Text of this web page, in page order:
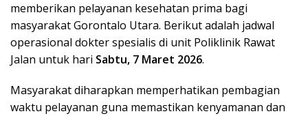
memberikan pelayanan kesehatan prima bagi
masyarakat Gorontalo Utara. Berikut adalah jadwal
operasional dokter spesialis di unit Poliklinik Rawat
Jalan untuk hari Sabtu, 7 Maret 2026.
Masyarakat diharapkan memperhatikan pembagian
waktu pelayanan guna memastikan kenyamanan dan